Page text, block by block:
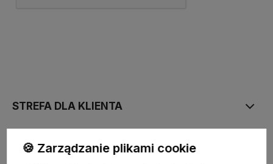
STREFA DLA KLIENTA
PŁATNOŚĆ I DOSTAWA
🍪 Zarządzanie plikami cookie